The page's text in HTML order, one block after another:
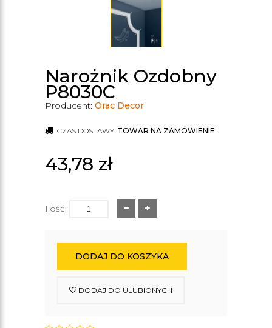
Narożnik Ozdobny
P8030C
Producent: Orac Decor
CZAS DOSTAWY: TOWAR NA ZAMÓWIENIE
43,78 zł
Ilość:
DODAJ DO KOSZYKA
DODAJ DO ULUBIONYCH